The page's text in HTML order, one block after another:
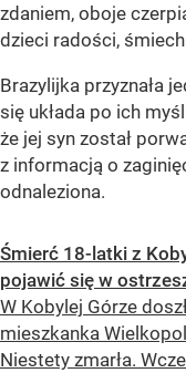
zdaniem, oboje
dzieci radości,
Brazylijka przyznała
się układa po ich
że jej syn został
z informacją o
odnaleziona.
Śmierć 18-latki z
pojawić się w
W Kobylej Górze
mieszkanka
Niestety zmarła.